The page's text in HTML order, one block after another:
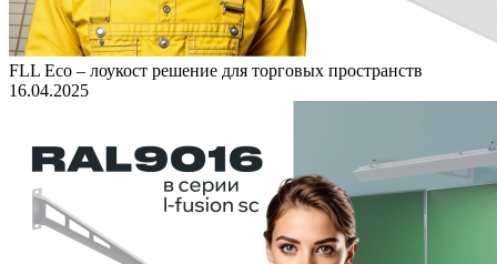
FLL Eco – лоукост решение для торговых пространств
16.04.2025